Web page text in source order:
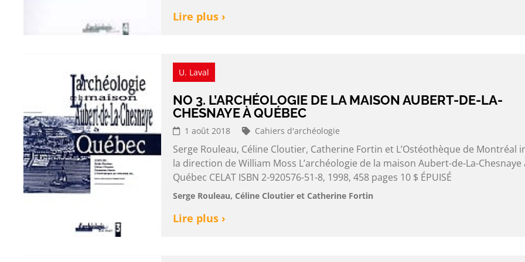
Lire plus ›
U. Laval
NO 3. L’ARCHÉOLOGIE DE LA MAISON AUBERT-DE-LA-
CHESNAYE À QUÉBEC
1 août 2018 Cahiers d'archéologie
Serge Rouleau, Céline Cloutier, Catherine Fortin et L’Ostéothèque de Montréal
la direction de William Moss L’archéologie de la maison Aubert-de-La-Chesnaye
Québec CELAT ISBN 2-920576-51-8, 1998, 458 pages 10 $ ÉPUISÉ
Serge Rouleau, Céline Cloutier et Catherine Fortin
Lire plus ›